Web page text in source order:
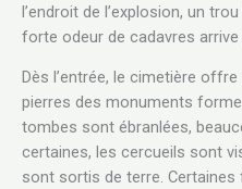
l’endroit de l’explosion, un
forte odeur de cadavres
Dès l’entrée, le cimetière
pierres des monuments
tombes sont ébranlées,
certaines, les cercueils sont
sont sortis de terre.